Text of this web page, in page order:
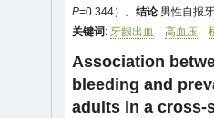
P=0.344）。 结论 男性自报
关键词 : 牙龈出血 高血压
Association
bleeding and
adults in a cross-